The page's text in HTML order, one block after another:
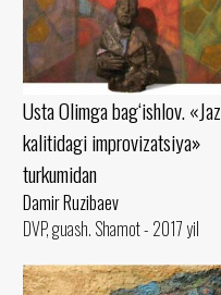
Usta Olimga bag‘ishlov. «Jaz
kalitidagi improvizatsiya»
turkumidan
Damir Ruzibaev
DVP, guash. Shamot - 2017 yil